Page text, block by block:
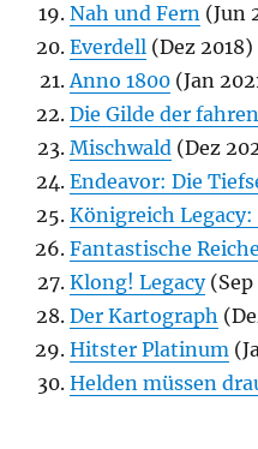
Nah und Fern (Jun
Everdell (Dez 2018)
Anno 1800 (Jan
Die Gilde der
Mischwald (Dez
Endeavor: Die
Königreich Legacy:
Fantastische Reiche
Klong! Legacy(Sep
Der Kartograph
Hitster Platinum
Helden müssen